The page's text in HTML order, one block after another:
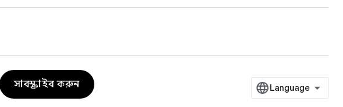
সাবস্ক্রাইব করুন